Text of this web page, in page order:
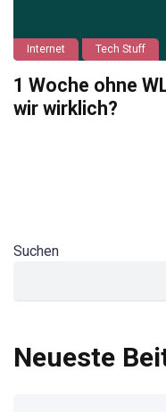
Internet Tech Stuff
1 Woche ohne
wir wirklich?
Suchen
Neueste